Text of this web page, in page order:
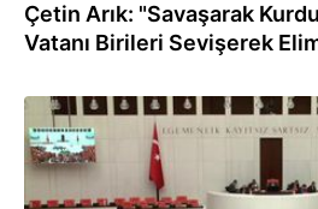
Çetin Arık: "Savaşarak
Vatanı Birileri Sevişerek
25.05.2022